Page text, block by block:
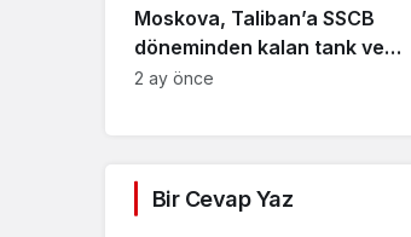
Moskova, Taliban’a SSCB
döneminden kalan tank ve
helikopterlerin onarılmasını
2 ay önce
Bir Cevap Yaz